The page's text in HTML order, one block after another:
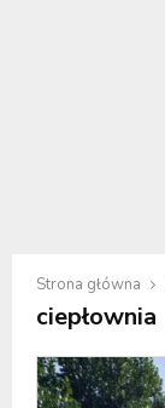
Strona główna
ciepłownia